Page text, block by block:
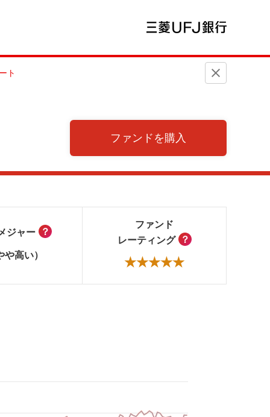
ト
ファンドを購入
ジャー ？
や高い）
ファンド
レーティング
？
★★★★★